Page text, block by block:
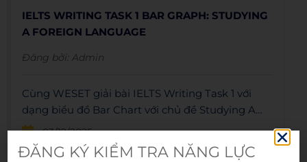
IELTS WRITING TASK 1 BAR GRAPH: STUDYING
A FOREIGN LANGUAGE
Đăng bởi: Admin
Cùng WESET giải bài IELTS Writing Task 1 với
dạng biểu đồ Bar Chart với chủ đề Studying A
Foreign Language.
03/12/2025
ĐĂNG KÝ KIỂM TRA NĂNG LỰC